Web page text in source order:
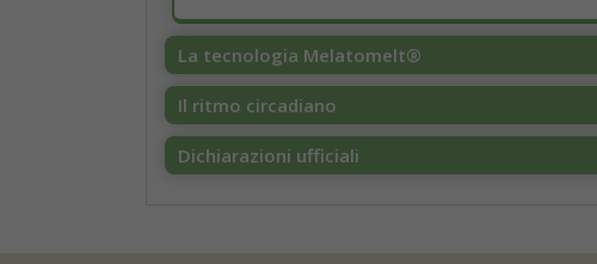
La tecnologia Melatomelt®
Il ritmo circadiano
Dichiarazioni ufficiali